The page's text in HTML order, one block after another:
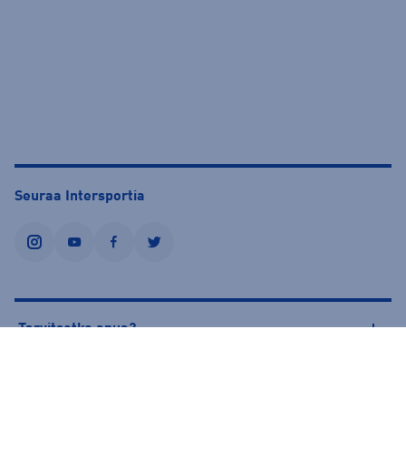
Seuraa Intersportia
instagramyoutubefacebooktwitter
Tarvitsetko apua?